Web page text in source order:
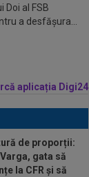
Doi al FSB
a desfășura...
aplicația Digi24
de proporții:
Varga, gata să
la CFR și să